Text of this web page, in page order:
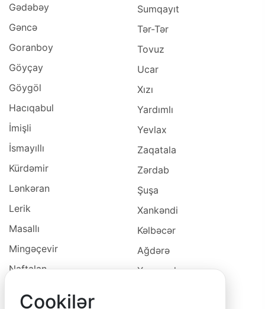
Gədəbəy
Gəncə
Goranboy
Göyçay
Göygöl
Hacıqabul
İmişli
İsmayıllı
Kürdəmir
Lənkəran
Lerik
Masallı
Mingəçevir
Naftalan
Sumqayıt
Tər-Tər
Tovuz
Ucar
Xızı
Yardımlı
Yevlax
Zaqatala
Zərdab
Şuşa
Xankəndi
Kəlbəcər
Ağdərə
Xocavəd
Cookilər